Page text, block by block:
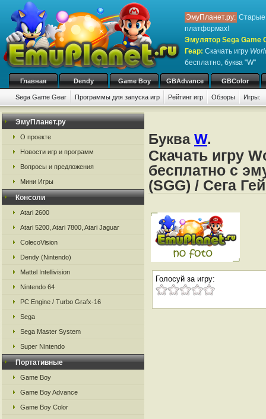
ЭмуПланет.ру: Старые
платформах!
Эмулятор Sega Game
Геар: Скачать игру
бесплатно, буква "W"
Главная Dendy Game Boy GBAdvance GBColor
Sega Game Gear Программы для запуска игр Рейтинг игр Обзоры Игры:
ЭмуПланет.ру
О проекте
Новости игр и программ
Вопросы и предложения
Мини Игры
Консоли
Atari 2600
Atari 5200, Atari 7800, Atari Jaguar
ColecoVision
Dendy (Nintendo)
Mattel Intellivision
Nintendo 64
PC Engine / Turbo Grafx-16
Sega
Sega Master System
Super Nintendo
Портативные
Game Boy
Game Boy Advance
Game Boy Color
Буква W.
Скачать игру
бесплатно с
(SGG) / Сега
Голосуй за игру: